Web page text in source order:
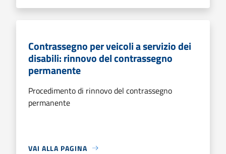
Contrassegno per veicoli a servizio dei
disabili: rinnovo del contrassegno
permanente
Procedimento di rinnovo del contrassegno
permanente
VAI ALLA PAGINA